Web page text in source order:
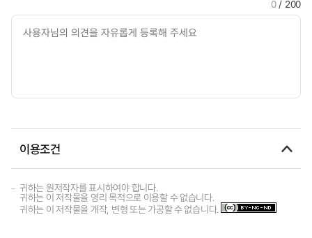
0/ 200
이용조건
귀하는 원저작자를 표시하여야 합니다.
귀하는 이 저작물을 영리 목적으로 이용할 수 없습니다.
귀하는 이 저작물을 개작, 변형 또는 가공할 수 없습니다.